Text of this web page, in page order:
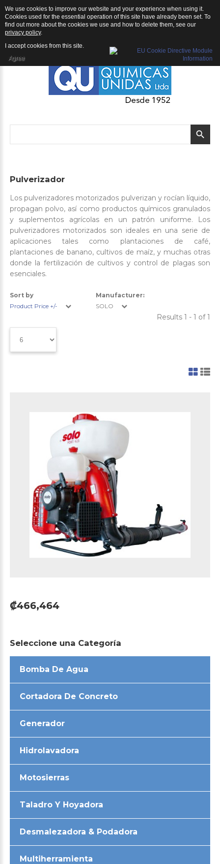
Pulverizador
Los pulverizadores motorizados pulverizan y rocían líquido,
propagan polvo, así como productos químicos granulados
y suplementos agrícolas en un patrón uniforme. Los
pulverizadores motorizados son ideales en una serie de
aplicaciones tales como plantaciones de café,
plantaciones de banano, cultivos de maíz, y muchas otras
donde la fertilización de cultivos y control de plagas son
esenciales.
Sort by
Product Price +/-
Manufacturer:
SOLO
Results 1 - 1 of 1
₡466,464
Seleccione una Categoría
Bomba De Agua
Cortadora De Concreto
Generador
Hidrolavadora
Motosierras
Taladro Y Hoyadora
Desmalezadora & Podadora
Multiherramienta
We use cookies to improve our website and your experience when using it.
Cookies used for the essential operation of this site have already been set. To
find out more about the cookies we use and how to delete them, see our
privacy policy.
I accept cookies from this site.
Agree
QU | Productos